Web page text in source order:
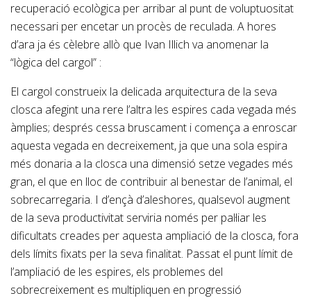
recuperació ecològica per arribar al punt de voluptuositat
necessari per encetar un procès de reculada. A hores
d’ara ja és cèlebre allò que Ivan Illich va anomenar la
“lògica del cargol” :
El cargol construeix la delicada arquitectura de la seva
closca afegint una rere l’altra les espires cada vegada més
àmplies; després cessa bruscament i comença a enroscar
aquesta vegada en decreixement, ja que una sola espira
més donaria a la closca una dimensió setze vegades més
gran, el que en lloc de contribuir al benestar de l’animal, el
sobrecarregaria. I d’ençà d’aleshores, qualsevol augment
de la seva productivitat serviria només per pal·liar les
dificultats creades per aquesta ampliació de la closca, fora
dels límits fixats per la seva finalitat. Passat el punt límit de
l’ampliació de les espires, els problemes del
sobrecreixement es multipliquen en progressió